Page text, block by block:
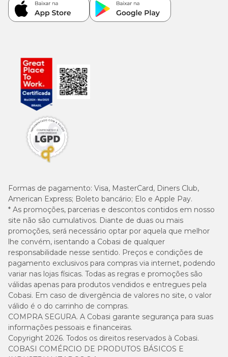
Formas de pagamento: Visa, MasterCard, Diners Club,
American Express; Boleto bancário; Elo e Apple Pay.
* As promoções, parcerias e descontos contidos em nosso
site não são cumulativos. Diante de duas ou mais
promoções, será necessário optar por aquela que melhor
lhe convém, isentando a Cobasi de qualquer
responsabilidade nesse sentido. Preços e condições de
pagamento exclusivos para compras via internet, podendo
variar nas lojas físicas. Todas as regras e promoções são
válidas apenas para produtos vendidos e entregues pela
Cobasi. Em caso de divergência de valores no site, o valor
válido é o do carrinho de compras.
COMPRA SEGURA. A Cobasi garante segurança para suas
informações pessoais e financeiras.
Copyright 2026. Todos os direitos reservados à Cobasi.
COBASI COMÉRCIO DE PRODUTOS BÁSICOS E